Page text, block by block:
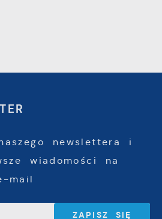
newslettera i
wiadomości na
mail